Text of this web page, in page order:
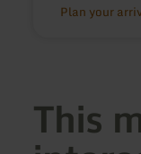
Plan your
This